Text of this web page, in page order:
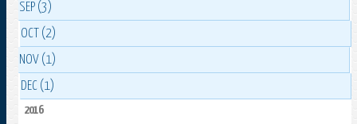
SEP (3)
OCT (2)
NOV (1)
DEC (1)
2016